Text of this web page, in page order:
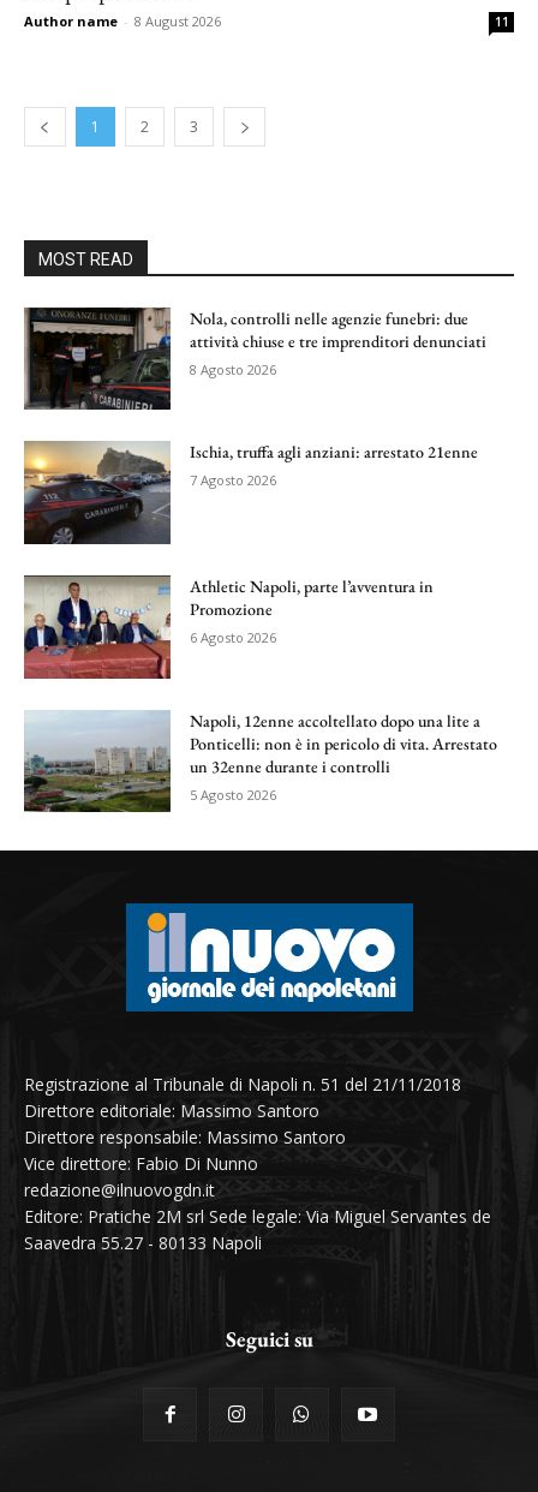
Author name - 8 August 2026 11
1 2 3
MOST READ
Nola, controlli nelle agenzie funebri: due
attività chiuse e tre imprenditori denunciati
8 Agosto 2026
Ischia, truffa agli anziani: arrestato 21enne
7 Agosto 2026
Athletic Napoli, parte l’avventura in
Promozione
6 Agosto 2026
Napoli, 12enne accoltellato dopo una lite a
Ponticelli: non è in pericolo di vita. Arrestato
un 32enne durante i controlli
5 Agosto 2026
Registrazione al Tribunale di Napoli n. 51 del 21/11/2018
Direttore editoriale: Massimo Santoro
Direttore responsabile: Massimo Santoro
Vice direttore: Fabio Di Nunno
redazione@ilnuovogdn.it
Editore: Pratiche 2M srl Sede legale: Via Miguel Servantes de
Saavedra 55.27 - 80133 Napoli
Seguici su